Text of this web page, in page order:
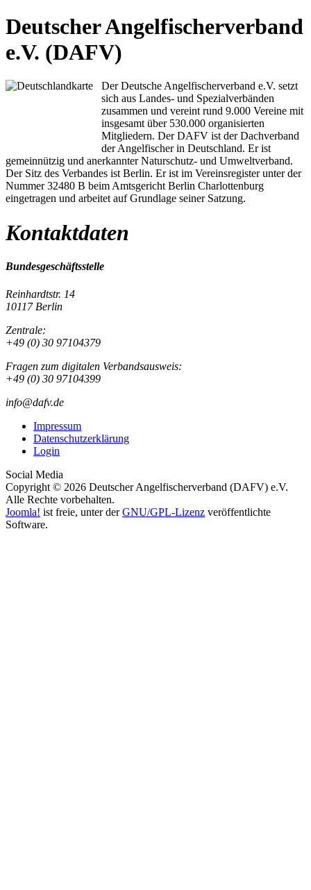
Deutscher Angelfischerverband
e.V. (DAFV)
Der Deutsche Angelfischerverband e.V. setzt
sich aus Landes- und Spezialverbänden
zusammen und vereint rund 9.000 Vereine mit
insgesamt über 530.000 organisierten
Mitgliedern. Der DAFV ist der Dachverband
der Angelfischer in Deutschland. Er ist
gemeinnützig und anerkannter Naturschutz- und Umweltverband.
Der Sitz des Verbandes ist Berlin. Er ist im Vereinsregister unter der
Nummer 32480 B beim Amtsgericht Berlin Charlottenburg
eingetragen und arbeitet auf Grundlage seiner Satzung.
Kontaktdaten
Bundesgeschäftsstelle
Reinhardtstr. 14
10117 Berlin
Zentrale:
+49 (0) 30 97104379
Fragen zum digitalen Verbandsausweis:
+49 (0) 30 97104399
info@dafv.de
Impressum
Datenschutzerklärung
Login
Social Media
Copyright © 2026 Deutscher Angelfischerverband (DAFV) e.V.
Alle Rechte vorbehalten.
Joomla! ist freie, unter derGNU/GPL-Lizenz veröffentlichte
Software.